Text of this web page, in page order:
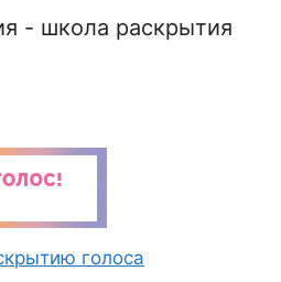
- школа раскрытия
голоса